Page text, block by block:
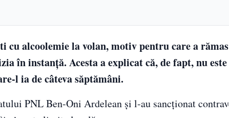
alcoolemie la volan, motiv pentru care a
în instanță. Acesta a explicat că, de fapt, nu
l ia de câteva săptămâni.
PNL Ben-Oni Ardelean şi l-au sancţionat